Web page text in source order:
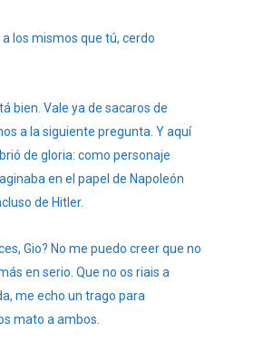
los mismos que tú, cerdo
bien. Vale ya de sacaros de
a la siguiente pregunta. Y aquí
de gloria: como personaje
en el papel de Napoleón
de Hitler.
Gio? No me puedo creer que no
en serio. Que no os riais a
me echo un trago para
mato a ambos.